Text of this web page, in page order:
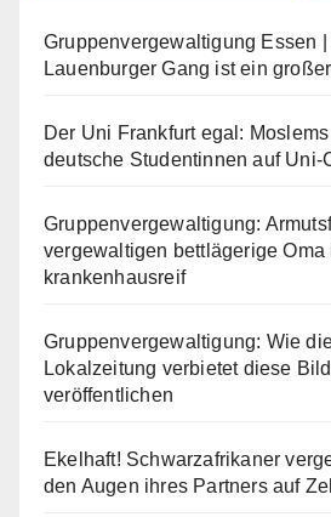
Gruppenvergewaltigung Essen |
Lauenburger Gang ist ein
Der Uni Frankfurt egal:
deutsche Studentinnen auf Uni-
Gruppenvergewaltigung:
vergewaltigen bettlägerige Oma
krankenhausreif
Gruppenvergewaltigung: Wie
Lokalzeitung verbietet diese
veröffentlichen
Ekelhaft! Schwarzafrikaner
den Augen ihres Partners auf